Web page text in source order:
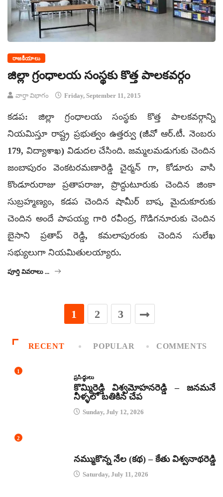
రాజకీయాలు
జిల్లా గ్రంధాలయ సంస్థకు కొత్త పాలకవర్గం
వార్తా విభాగం Friday, September 11, 2015
కడప: జిల్లా గ్రంధాలయ సంస్థకు కొత్త పాలకవర్గాన్ని
నియమిస్తూ రాష్ట్ర ప్రభుత్వం ఉత్తర్వు (జీవో ఆర్.టీ. నెంబరు
179, విద్యాశాఖ) విడుదల చేసింది. జమ్మలమడుగుకు చెందిన
జంబాపురం వెంకటరమణారెడ్డి చైర్మన్ గా, కోడూరు వాసి
కొండూరురాజు ప్రతాపరాజు, ప్రొద్దుటూరుకు చెందిన జింకా
సుబ్రహ్మణ్యం, కడప చెందిన షామీర్ బాష, మైదుకూరుకు
చెందిన అందే పాపయ్య గారి రవీంద్ర, గొడిగనూరుకు చెందిన
బైసాని ప్రతాప్ రెడ్డి, కమలాపురంకు చెందిన సులేఖ
సభ్యులుగా నియమితులయ్యారు.
పూర్తి వివరాలు ...
1 2 3
RECENT POPULAR COMMENTS
1
ప్రసిద్ధులు
కొమ్మిరెడ్డి విశ్వమోహనరెడ్డి – జనమనే
నీళ్ళలో బతికిన చేప
Sunday, July 12, 2026
2
నమ్ముకొన్న నేల (కథ) – కేతు విశ్వనాథరెడ్డి
Saturday, July 11, 2026